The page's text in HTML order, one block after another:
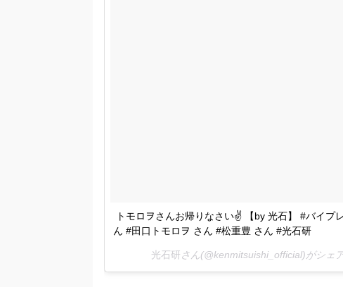
トモロヲさんお帰りなさい✌️ 【by 光石】 #バイプ
ん #田口トモロヲ さん #松重豊 さん #光石研
光石研さん(@kenmitsuishi_official)がシェ